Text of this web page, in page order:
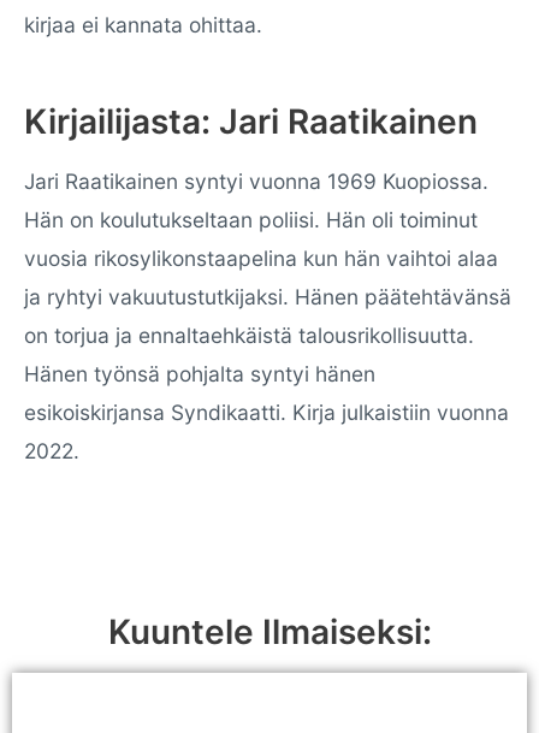
kirjaa ei kannata ohittaa.
Kirjailijasta: Jari Raatikainen
Jari Raatikainen syntyi vuonna 1969 Kuopiossa.
Hän on koulutukseltaan poliisi. Hän oli toiminut
vuosia rikosylikonstaapelina kun hän vaihtoi alaa
ja ryhtyi vakuutustutkijaksi. Hänen päätehtävänsä
on torjua ja ennaltaehkäistä talousrikollisuutta.
Hänen työnsä pohjalta syntyi hänen
esikoiskirjansa Syndikaatti. Kirja julkaistiin vuonna
2022.
Kuuntele Ilmaiseksi: